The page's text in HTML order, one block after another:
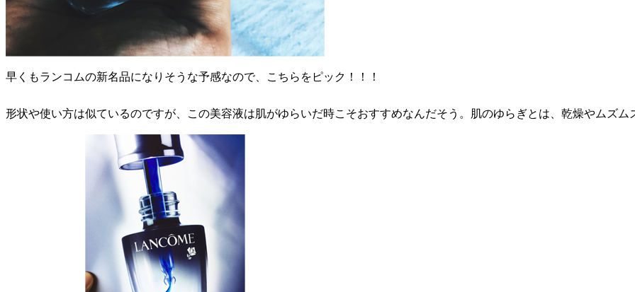
早くもランコムの新名品になりそうな予感なので、こちらをピック！！！
形状や使い方は似ているのですが、この美容液は肌がゆらいだ時こそおすすめなんだそう。肌のゆらぎとは、乾燥やムズム